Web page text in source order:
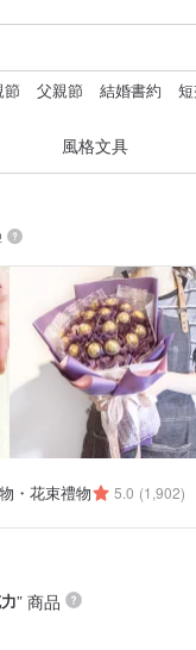
節 父親節 結婚書約
風格文具
・花束禮物 5.0 (1,902)
” 商品